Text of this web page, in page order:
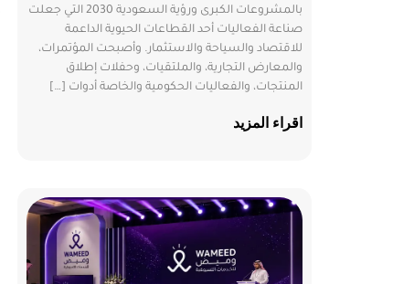
بالمشروعات الكبرى ورؤية السعودية 2030 التي جعلت
صناعة الفعاليات أحد القطاعات الحيوية الداعمة
للاقتصاد والسياحة والاستثمار. وأصبحت المؤتمرات،
والمعارض التجارية، والملتقيات، وحفلات إطلاق
المنتجات، والفعاليات الحكومية والخاصة أدوات […]
اقراء المزيد